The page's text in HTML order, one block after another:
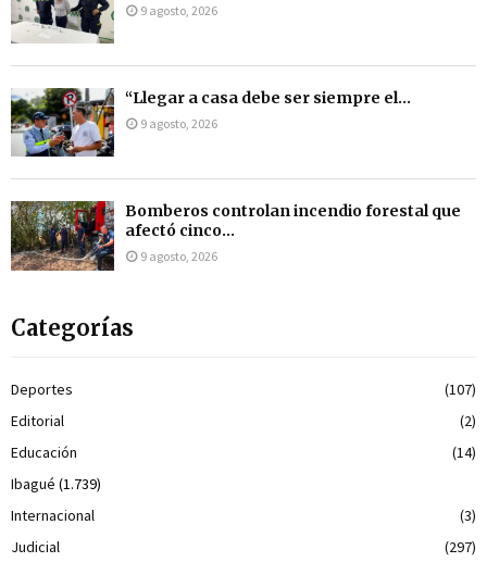
9 agosto, 2026
“Llegar a casa debe ser siempre el...
9 agosto, 2026
Bomberos controlan incendio forestal que
afectó cinco...
9 agosto, 2026
Categorías
Deportes
(107)
Editorial
(2)
Educación
(14)
Ibagué (1.739)
Internacional
(3)
Judicial
(297)